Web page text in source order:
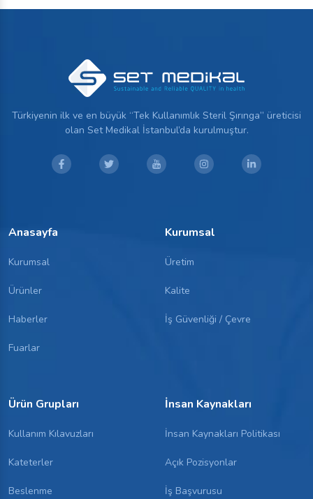
Türkiyenin ilk ve en büyük “Tek Kullanımlık Steril Şırınga” üreticisi
olan Set Medikal İstanbul’da kurulmuştur.
Anasayfa
Kurumsal
Ürünler
Haberler
Fuarlar
Kurumsal
Üretim
Kalite
İş Güvenliği / Çevre
Ürün Grupları
Kullanım Kılavuzları
Kateterler
Beslenme
İnsan Kaynakları
İnsan Kaynakları Politikası
Açık Pozisyonlar
İş Başvurusu